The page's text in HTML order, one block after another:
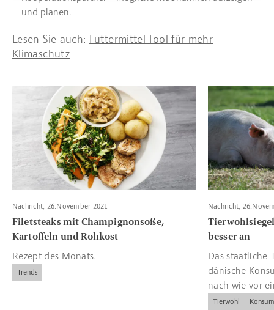
und planen.
Lesen Sie auch: Futtermittel-Tool für mehr
Klimaschutz
Read more about Filetsteaks mit Champignonsoße, Kartoffeln
Nachricht, 26.November 2021
Filetsteaks mit Champignonsoße,
Kartoffeln und Rohkost
Rezept des Monats.
Trends
Read more
Nachricht,
besser an
Das staatliche
dänische
nach wie vor
und
Tierwohl